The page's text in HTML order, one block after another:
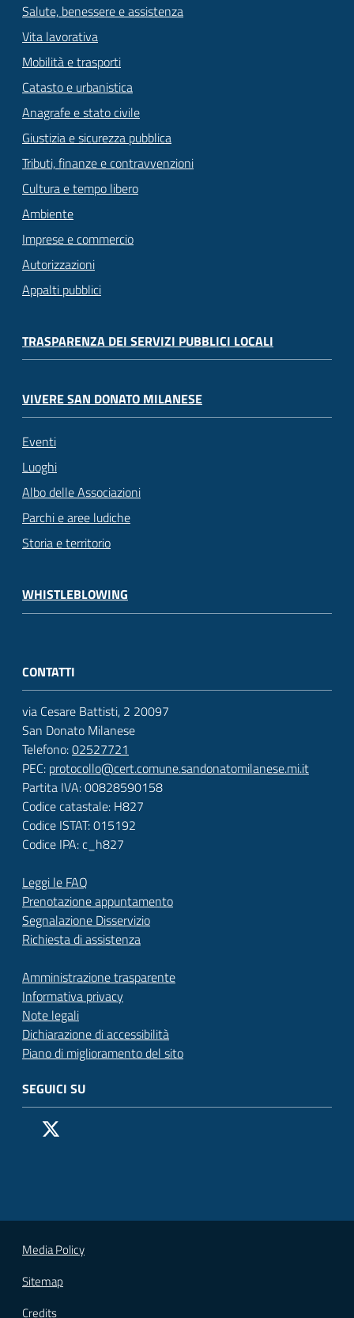
Salute, benessere e assistenza
Vita lavorativa
Mobilità e trasporti
Catasto e urbanistica
Anagrafe e stato civile
Giustizia e sicurezza pubblica
Tributi, finanze e contravvenzioni
Cultura e tempo libero
Ambiente
Imprese e commercio
Autorizzazioni
Appalti pubblici
TRASPARENZA DEI SERVIZI PUBBLICI LOCALI
VIVERE SAN DONATO MILANESE
Eventi
Luoghi
Albo delle Associazioni
Parchi e aree ludiche
Storia e territorio
WHISTLEBLOWING
CONTATTI
via Cesare Battisti, 2 20097
San Donato Milanese
Telefono:02527721
PEC: protocollo@cert.comune.sandonatomilanese.mi.it
Partita IVA: 00828590158
Codice catastale: H827
Codice ISTAT: 015192
Codice IPA: c_h827
Leggi le FAQ
Prenotazione appuntamento
Segnalazione Disservizio
Richiesta di assistenza
Amministrazione trasparente
Informativa privacy
Note legali
Dichiarazione di accessibilità
Piano di miglioramento del sito
SEGUICI SU
Pagina Facebook del Comune di San Donato Milanese
Vai alla pagina
Media Policy
Sitemap
Credits